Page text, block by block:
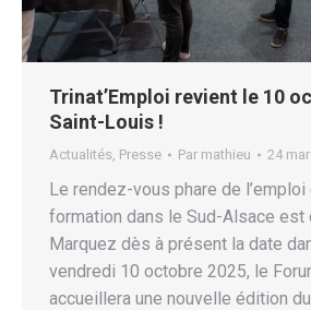
Trinat’Emploi revient le 10
Saint-Louis !
Actualités Presse Par mathieu 24
Le rendez-vous phare de l’emploi
formation dans le Sud-Alsace est
Marquez dès à présent la date
vendredi 10 octobre 2025, le
accueillera une nouvelle édition